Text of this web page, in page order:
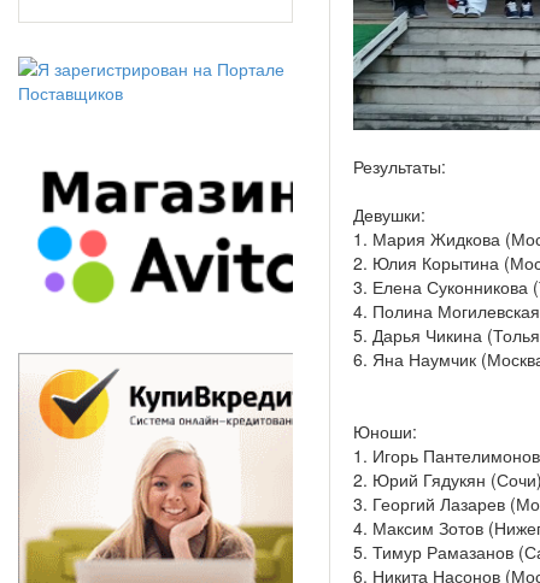
Результаты:
Девушки:
1. Мария Жидкова
2. Юлия Корытина
3. Елена Суконникова
4. Полина
5. Дарья Чикина
6. Яна Наумчик
Юноши:
1. Игорь
2. Юрий Гядукян
3. Георгий Лазарев
4. Максим Зотов
5. Тимур Рамазанов
6. Никита Насонов